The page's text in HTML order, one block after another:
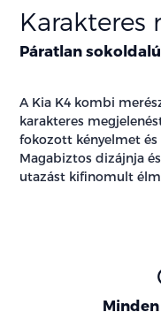
Karakteres
Páratlan
A Kia K4 kombi
karakteres
fokozott kényelmet
Magabiztos dizájnja
utazást kifinomult